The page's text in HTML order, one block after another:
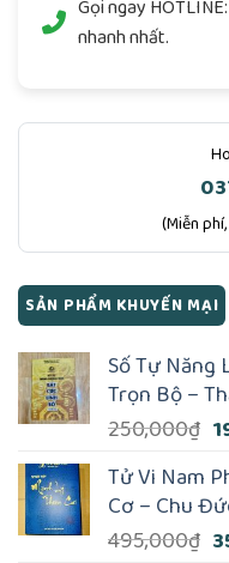
Gọi ngay
nhanh nhất.
(Miễn
SẢN PHẨM KHUYẾN MẠI
Số Tự Năng
Trọn Bộ –
250,000₫
Tử Vi Nam
Cơ – Chu
495,000₫